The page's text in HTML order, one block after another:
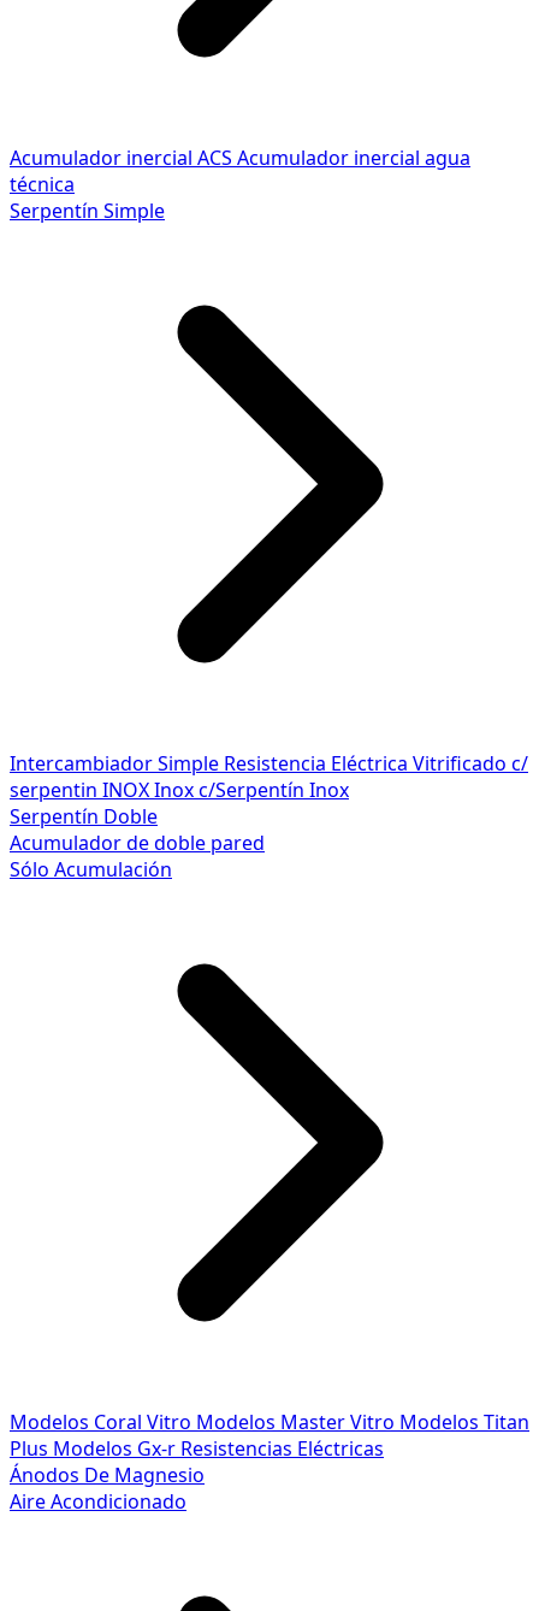
Acumulador inercial ACS Acumulador inercial agua
técnica
Serpentín Simple
Intercambiador Simple Resistencia Eléctrica Vitrificado c/
serpentin INOXInox c/Serpentín Inox
Serpentín Doble
Acumulador de doble pared
Sólo Acumulación
Modelos Coral Vitro Modelos Master Vitro Modelos Titan
Plus Modelos Gx-r Resistencias Eléctricas
Ánodos De Magnesio
Aire Acondicionado